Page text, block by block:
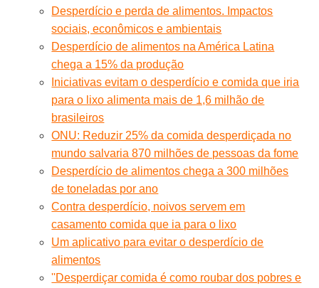
Desperdício e perda de alimentos. Impactos
sociais, econômicos e ambientais
Desperdício de alimentos na América Latina
chega a 15% da produção
Iniciativas evitam o desperdício e comida que iria
para o lixo alimenta mais de 1,6 milhão de
brasileiros
ONU: Reduzir 25% da comida desperdiçada no
mundo salvaria 870 milhões de pessoas da fome
Desperdício de alimentos chega a 300 milhões
de toneladas por ano
Contra desperdício, noivos servem em
casamento comida que ia para o lixo
Um aplicativo para evitar o desperdício de
alimentos
''Desperdiçar comida é como roubar dos pobres e